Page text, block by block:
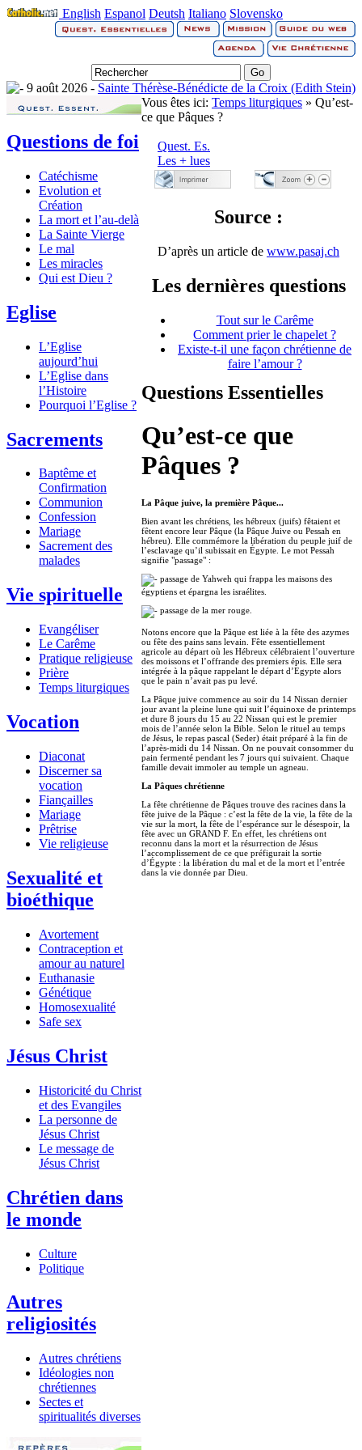
English Espanol Deutsh Italiano Slovensko
9 août 2026 - Sainte Thérèse-Bénédicte de la Croix (Edith Stein)
Questions de foi
Catéchisme
Evolution et
Création
La mort et l’au-delà
La Sainte Vierge
Le mal
Les miracles
Qui est Dieu ?
Eglise
L’Eglise
aujourd’hui
L’Eglise dans
l’Histoire
Pourquoi l’Eglise ?
Sacrements
Baptême et
Confirmation
Communion
Confession
Mariage
Sacrement des
malades
Vie spirituelle
Evangéliser
Le Carême
Pratique religieuse
Prière
Temps liturgiques
Vocation
Diaconat
Discerner sa
vocation
Fiançailles
Mariage
Prêtrise
Vie religieuse
Sexualité et
bioéthique
Avortement
Contraception et
amour au naturel
Euthanasie
Génétique
Homosexualité
Safe sex
Jésus Christ
Historicité du Christ
et des Evangiles
La personne de
Jésus Christ
Le message de
Jésus Christ
Chrétien dans
le monde
Culture
Politique
Autres
religiosités
Autres chrétiens
Idéologies non
chrétiennes
Sectes et
spiritualités diverses
Vous êtes ici: Temps liturgiques » Qu’est-
ce que Pâques ?
Quest. Es.
Les + lues
Source :
D’après un article de www.pasaj.ch
Les dernières questions
Tout sur le Carême
Comment prier le chapelet ?
Existe-t-il une façon chrétienne de
faire l’amour ?
Questions Essentielles
Qu’est-ce que
Pâques ?
La Pâque juive, la première Pâque...
Bien avant les chrétiens, les hébreux (juifs) fêtaient et
fêtent encore leur Pâque (la Pâque Juive ou Pessah en
hébreu). Elle commémore la libération du peuple juif de
l’esclavage qu’il subissait en Égypte. Le mot Pessah
signifie "passage" :
passage de Yahweh qui frappa les maisons des
égyptiens et épargna les israélites.
passage de la mer rouge.
Notons encore que la Pâque est liée à la fête des azymes
ou fête des pains sans levain. Fête essentiellement
agricole au départ où les Hébreux célébraient l’ouverture
des moissons et l’offrande des premiers épis. Elle sera
intégrée à la pâque rappelant le départ d’Egypte alors
que le pain n’avait pas pu levé.
La Pâque juive commence au soir du 14 Nissan dernier
jour avant la pleine lune qui suit l’équinoxe de printemps
et dure 8 jours du 15 au 22 Nissan qui est le premier
mois de l’année selon la Bible. Selon le rituel au temps
de Jésus, le repas pascal (Seder) était préparé à la fin de
l’après-midi du 14 Nissan. On ne pouvait consommer du
pain fermenté pendant les 7 jours qui suivaient. Chaque
famille devait immoler au temple un agneau.
La Pâques chrétienne
La fête chrétienne de Pâques trouve des racines dans la
fête juive de la Pâque : c’est la fête de la vie, la fête de la
vie sur la mort, la fête de l’espérance sur le désespoir, la
fête avec un GRAND F. En effet, les chrétiens ont
reconnu dans la mort et la résurrection de Jésus
l’accomplissement de ce que préfigurait la sortie
d’Égypte : la libération du mal et de la mort et l’entrée
dans la vie donnée par Dieu.